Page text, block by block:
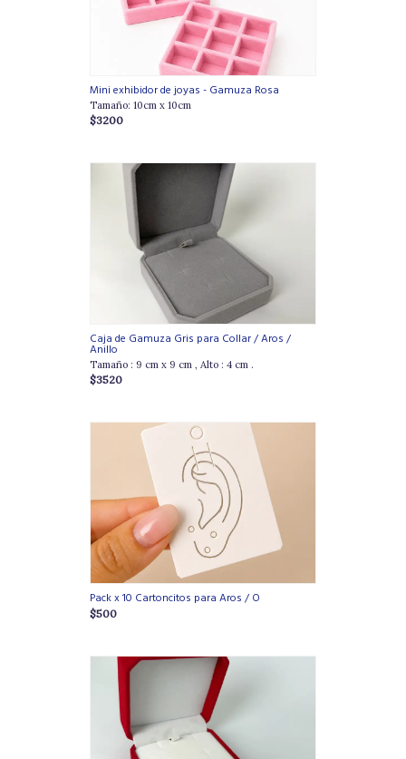
Mini exhibidor de joyas - Gamuza Rosa
Tamaño: 10cm x 10cm
$3200
Caja de Gamuza Gris para Collar / Aros /
Anillo
Tamaño : 9 cm x 9 cm , Alto : 4 cm .
$3520
Pack x 10 Cartoncitos para Aros / O
$500